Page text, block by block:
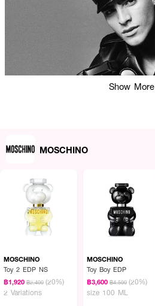
Show More
MOSCHINO
MOSCHINO
Toy 2 EDP NS
฿1,920 ฿2,400 (20%)
2 Variations
MOSCHINO
Toy Boy EDP
฿3,600 ฿4,500 (20%)
size 100 ML